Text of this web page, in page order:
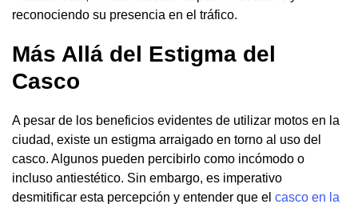
reconociendo su presencia en el tráfico.
Más Allá del Estigma del
Casco
A pesar de los beneficios evidentes de utilizar motos en la
ciudad, existe un estigma arraigado en torno al uso del
casco. Algunos pueden percibirlo como incómodo o
incluso antiestético. Sin embargo, es imperativo
desmitificar esta percepción y entender que el casco en la